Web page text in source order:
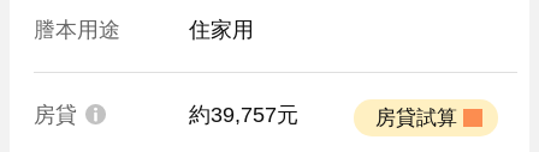
謄本用途
住家用
房貸 約39,757元